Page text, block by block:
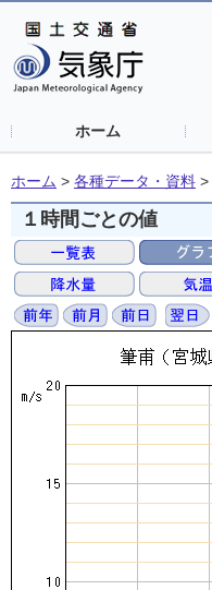
ホーム
ホーム > 各種データ・資料 >
１時間ごとの値